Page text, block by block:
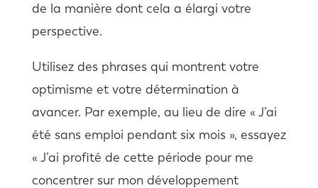
de la manière dont cela a élargi votre
perspective.
Utilisez des phrases qui montrent votre
optimisme et votre détermination à
avancer. Par exemple, au lieu de dire « J’ai
été sans emploi pendant six mois », essayez
« J’ai profité de cette période pour me
concentrer sur mon développement